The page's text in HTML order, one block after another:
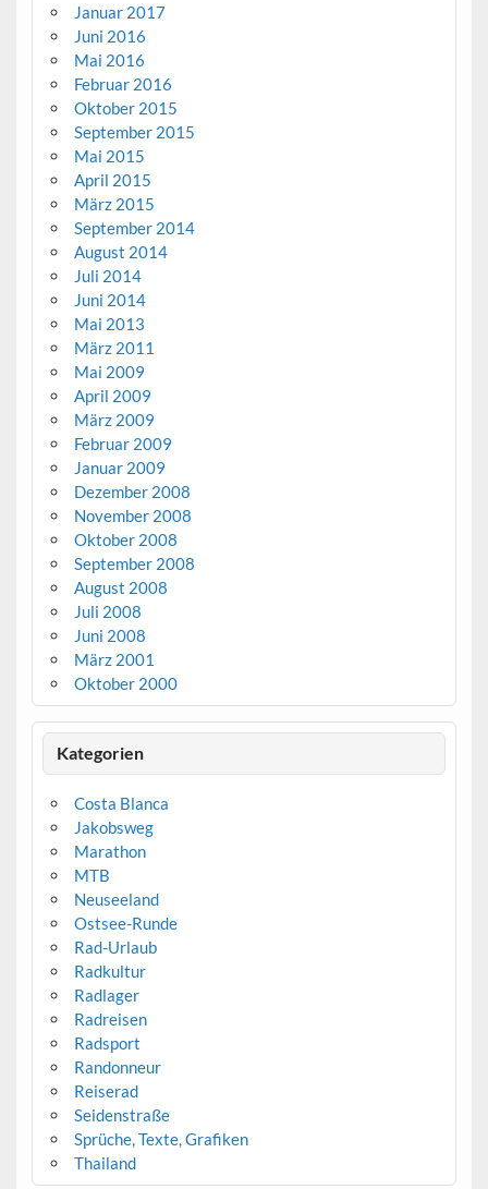
Januar 2017
Juni 2016
Mai 2016
Februar 2016
Oktober 2015
September 2015
Mai 2015
April 2015
März 2015
September 2014
August 2014
Juli 2014
Juni 2014
Mai 2013
März 2011
Mai 2009
April 2009
März 2009
Februar 2009
Januar 2009
Dezember 2008
November 2008
Oktober 2008
September 2008
August 2008
Juli 2008
Juni 2008
März 2001
Oktober 2000
Kategorien
Costa Blanca
Jakobsweg
Marathon
MTB
Neuseeland
Ostsee-Runde
Rad-Urlaub
Radkultur
Radlager
Radreisen
Radsport
Randonneur
Reiserad
Seidenstraße
Sprüche, Texte, Grafiken
Thailand